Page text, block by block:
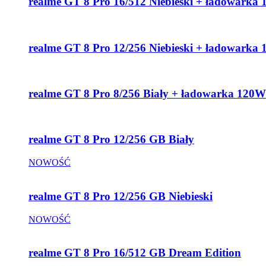
realme GT 8 Pro 12/256 Niebieski + ładowarka
realme GT 8 Pro 8/256 Biały + ładowarka 120W
realme GT 8 Pro 12/256 GB Biały
NOWOŚĆ
realme GT 8 Pro 12/256 GB Niebieski
NOWOŚĆ
realme GT 8 Pro 16/512 GB Dream Edition